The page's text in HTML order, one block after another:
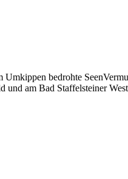
und am Bad Staffelsteiner